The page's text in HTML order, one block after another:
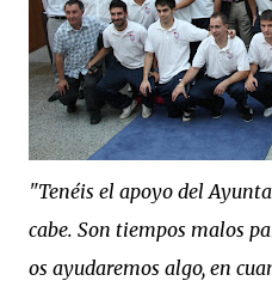
"Tenéis el apoyo del
cabe. Son tiempos malos
os ayudaremos algo, en